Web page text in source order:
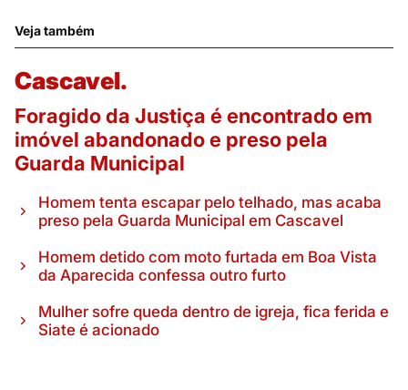
Veja também
Cascavel.
Foragido da Justiça é encontrado em
imóvel abandonado e preso pela
Guarda Municipal
Homem tenta escapar pelo telhado, mas acaba
preso pela Guarda Municipal em Cascavel
Homem detido com moto furtada em Boa Vista
da Aparecida confessa outro furto
Mulher sofre queda dentro de igreja, fica ferida e
Siate é acionado